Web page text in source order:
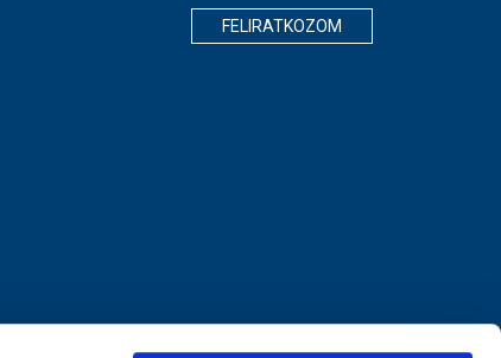
FELIRATKOZOM